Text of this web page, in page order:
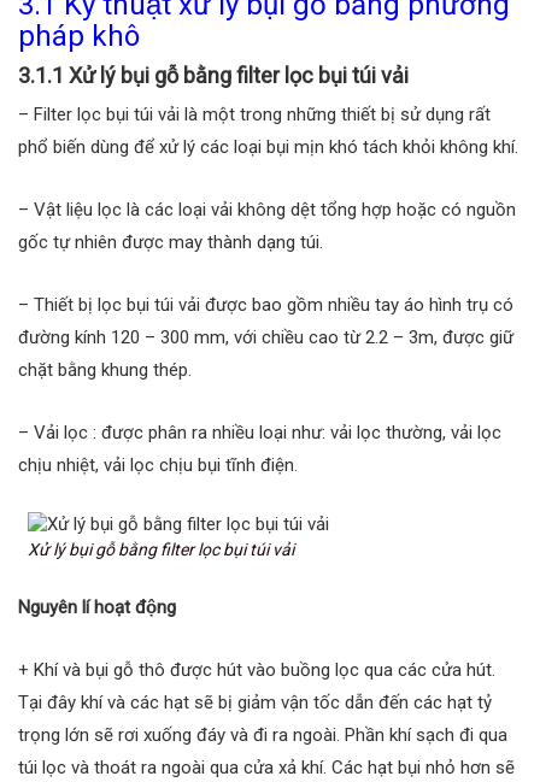
pháp khô
3.1.1 Xử lý bụi gỗ bằng filter lọc bụi túi vải
– Filter lọc bụi túi vải là một trong những thiết bị sử dụng rất
phổ biến dùng để xử lý các loại bụi mịn khó tách khỏi không khí.
– Vật liệu lọc là các loại vải không dệt tổng hợp hoặc có nguồn
gốc tự nhiên được may thành dạng túi.
– Thiết bị lọc bụi túi vải được bao gồm nhiều tay áo hình trụ có
đường kính 120 – 300 mm, với chiều cao từ 2.2 – 3m, được giữ
chặt bằng khung thép.
– Vải lọc : được phân ra nhiều loại như: vải lọc thường, vải lọc
chịu nhiệt, vải lọc chịu bụi tĩnh điện.
Xử lý bụi gỗ bằng filter lọc bụi túi vải
Nguyên lí hoạt động
+ Khí và bụi gỗ thô được hút vào buồng lọc qua các cửa hút.
Tại đây khí và các hạt sẽ bị giảm vận tốc dẫn đến các hạt tỷ
trọng lớn sẽ rơi xuống đáy và đi ra ngoài. Phần khí sạch đi qua
túi lọc và thoát ra ngoài qua cửa xả khí. Các hạt bụi nhỏ hơn sẽ